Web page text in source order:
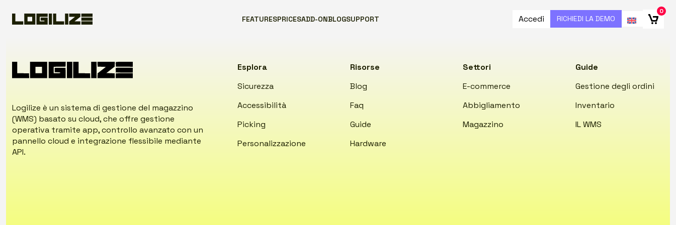
FEATURESPRICESADD-ONBLOGSUPPORT Accedi RICHIEDI LA DEMO
0
Logilize è un sistema di gestione del magazzino
(WMS) basato su cloud, che offre gestione
operativa tramite app, controllo avanzato con un
pannello cloud e integrazione flessibile mediante
API.
Esplora
Sicurezza
Accessibilità
Picking
Personalizzazione
Risorse
Blog
Faq
Guide
Hardware
Settori
E-commerce
Abbigliamento
Magazzino
Guide
Gestione degli ordini
Inventario
IL WMS